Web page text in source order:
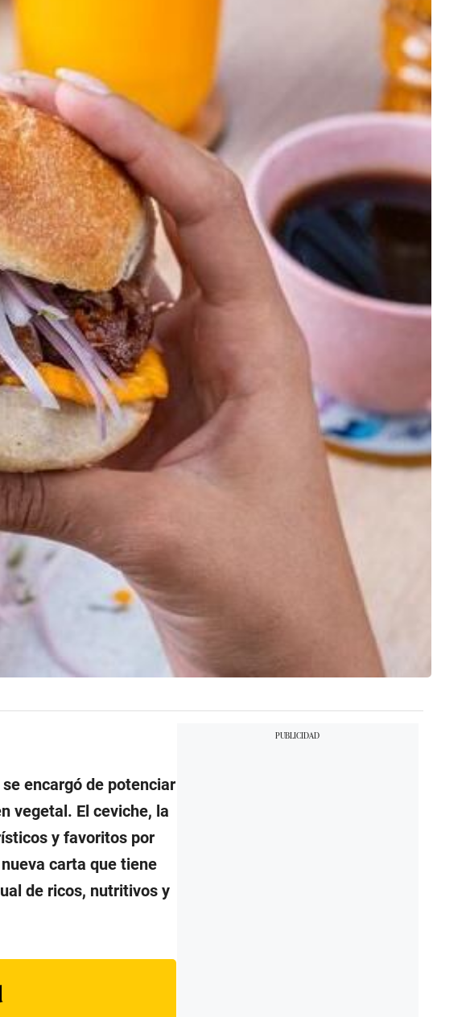
encargó de potenciar
vegetal. El ceviche, la
y favoritos por
carta que tiene
de ricos, nutritivos y